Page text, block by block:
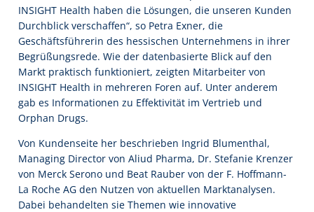
INSIGHT Health haben die Lösungen, die unseren Kunden
Durchblick verschaffen“, so Petra Exner, die
Geschäftsführerin des hessischen Unternehmens in ihrer
Begrüßungsrede. Wie der datenbasierte Blick auf den
Markt praktisch funktioniert, zeigten Mitarbeiter von
INSIGHT Health in mehreren Foren auf. Unter anderem
gab es Informationen zu Effektivität im Vertrieb und
Orphan Drugs.
Von Kundenseite her beschrieben Ingrid Blumenthal,
Managing Director von Aliud Pharma, Dr. Stefanie Krenzer
von Merck Serono und Beat Rauber von der F. Hoffmann-
La Roche AG den Nutzen von aktuellen Marktanalysen.
Dabei behandelten sie Themen wie innovative